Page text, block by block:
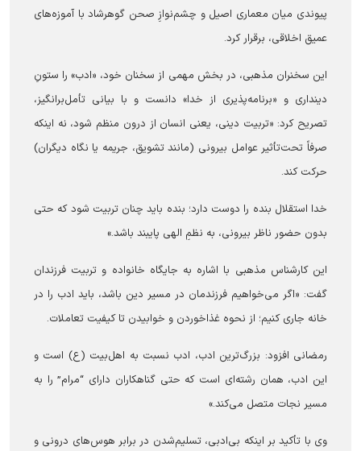
پیوندی میان معماری اصیل و چشم‌نوازِ صحن گوهرشاد با آموزه‌های
عمیق اخلاقی، برقرار کرد.
این سخنران مذهبی، در بخش مهمی از سخنان خود، «ادب» را ستونِ
دینداری و «برنامه‌پذیری از خدا» دانست و با بیانی تأمل‌برانگیز،
تصریح کرد: «تربیت دینی، یعنی انسان از درون منظم شود، نه اینکه
صرفاً تحت‌تأثیر عوامل بیرونی (مانند تشویق، جریمه یا نگاه دیگران)
حرکت کند.
خدا استقلال بنده را دوست دارد؛ بنده باید چنان تربیت شود که حتی
بدون حضور ناظر بیرونی، به نظمِ الهی پایبند باشد.»
این کارشناس مذهبی با اشاره به جایگاه خانواده و تربیت فرزندان
گفت: «اگر می‌خواهیم فرزندمان در مسیر دین باشد، باید ادب را در
خانه جاری کنیم؛ از نحوه غذاخوردن و خوابیدن تا کیفیت تعاملات.
رمضانی افزود: بزرگ‌ترین ادب، ادب نسبت به اهل‌بیت (ع) است و
این ادب، همان رشته‌ای است که حتی گناهکاران دارای “مرام” را به
مسیر نجات متصل می‌کند.»
وی با تأکید بر اینکه بی‌ادبی، تسلیم‌شدن در برابر هوس‌های درونی و